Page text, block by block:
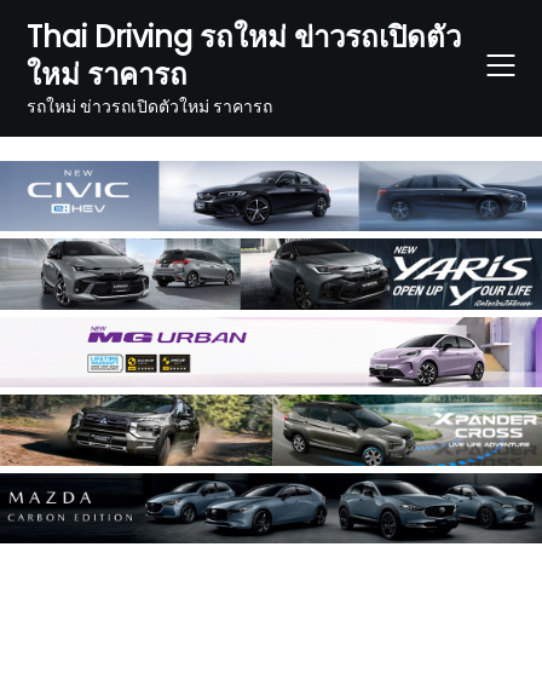
content
Thai Driving รถใหม่ ข่าวรถเปิดตัว
ใหม่ ราคารถ
รถใหม่ ข่าวรถเปิดตัวใหม่ ราคารถ